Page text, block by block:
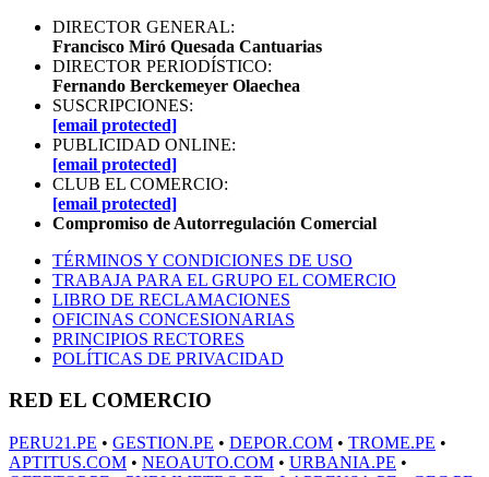
DIRECTOR GENERAL:
Francisco Miró Quesada Cantuarias
DIRECTOR PERIODÍSTICO:
Fernando Berckemeyer Olaechea
SUSCRIPCIONES:
[email protected]
PUBLICIDAD ONLINE:
[email protected]
CLUB EL COMERCIO:
[email protected]
Compromiso de Autorregulación Comercial
TÉRMINOS Y CONDICIONES DE USO
TRABAJA PARA EL GRUPO EL COMERCIO
LIBRO DE RECLAMACIONES
OFICINAS CONCESIONARIAS
PRINCIPIOS RECTORES
POLÍTICAS DE PRIVACIDAD
RED EL COMERCIO
PERU21.PE • GESTION.PE • DEPOR.COM • TROME.PE •
APTITUS.COM • NEOAUTO.COM • URBANIA.PE •